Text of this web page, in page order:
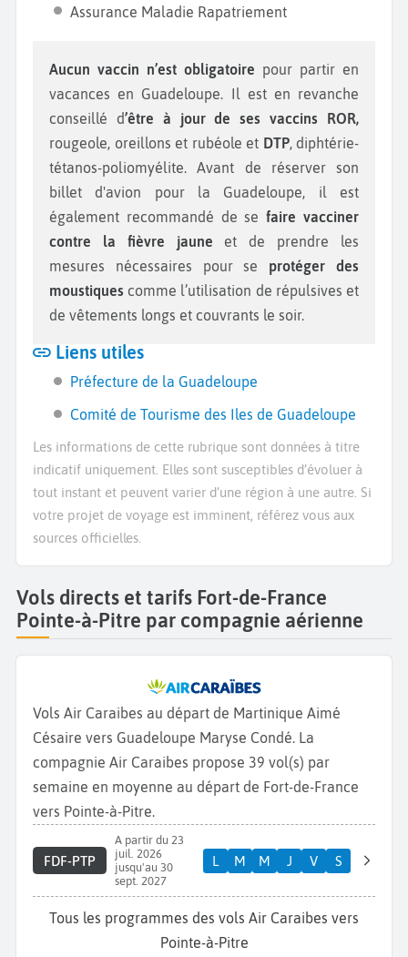
Assurance Maladie Rapatriement
Aucun vaccin n’est obligatoire pour partir en
vacances en Guadeloupe. Il est en revanche
conseillé d’être à jour de ses vaccins ROR,
rougeole, oreillons et rubéole et DTP, diphtérie-
tétanos-poliomyélite. Avant de réserver son
billet d'avion pour la Guadeloupe, il est
également recommandé de sefaire vacciner
contre la fièvre jaune et de prendre les
mesures nécessaires pour se protéger des
moustiquescomme l’utilisation de répulsives et
de vêtements longs et couvrants le soir.
Liens utiles
Préfecture de la Guadeloupe
Comité de Tourisme des Iles de Guadeloupe
Les informations de cette rubrique sont données à titre
indicatif uniquement. Elles sont susceptibles d’évoluer à
tout instant et peuvent varier d’une région à une autre. Si
votre projet de voyage est imminent, référez vous aux
sources officielles.
Vols directs et tarifs Fort-de-France
Pointe-à-Pitre par compagnie aérienne
Vols Air Caraibes au départ de Martinique Aimé
Césaire vers Guadeloupe Maryse Condé. La
compagnie Air Caraibes propose 39 vol(s) par
semaine en moyenne au départ de Fort-de-France
vers Pointe-à-Pitre.
FDF-PTP
A partir du 23
juil. 2026
jusqu'au 30
sept. 2027
L M M J V S
Tous les programmes des vols Air Caraibes vers
Pointe-à-Pitre